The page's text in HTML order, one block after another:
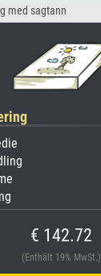
med sagtann
€ 142.72
(Enthält 19% MwSt.)